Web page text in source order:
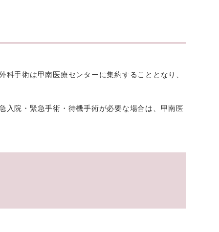
手術は甲南医療センターに集約することとなり、
入院・緊急手術・待機手術が必要な場合は、甲南医